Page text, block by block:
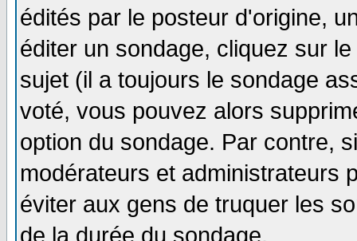
édités par le posteur d'origine,
éditer un sondage, cliquez sur
sujet (il a toujours le sondage
voté, vous pouvez alors
option du sondage. Par contre,
modérateurs et administrateurs
éviter aux gens de truquer les
de la durée du sondage.